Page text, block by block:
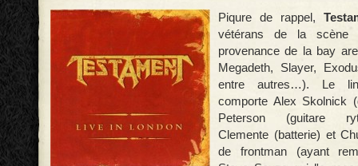
Piqure de rappel,
vétérans de la scène
provenance de la bay
Megadeth, Slayer,
entre autres…). Le
comporte Alex Skolnick
Peterson (guitare
Clemente (batterie) et
de frontman (ayant